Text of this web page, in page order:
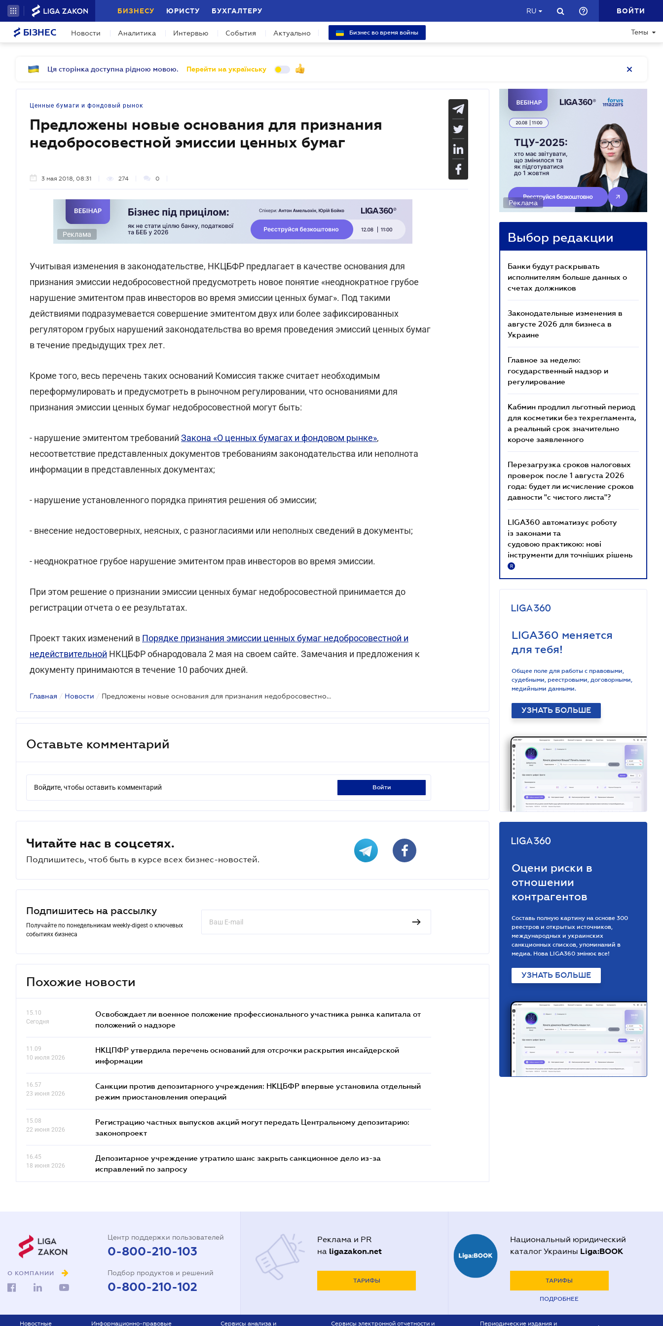
БИЗНЕСУ ЮРИСТУ БУХГАЛТЕРУ RU ВОЙТИ
БІЗНЕС Новости Аналитика Интервью События Актуально Бизнес во время войны Темы
Ця сторінка доступна рідною мовою. Перейти на українську
Ценные бумаги и фондовый рынок
Предложены новые основания для признания
недобросовестной эмиссии ценных бумаг
3 мая 2018, 08:31 274 0
Реклама
Учитывая изменения в законодательстве, НКЦБФР предлагает в качестве основания для
признания эмиссии недобросовестной предусмотреть новое понятие «неоднократное грубое
нарушение эмитентом прав инвесторов во время эмиссии ценных бумаг». Под такими
действиями подразумевается совершение эмитентом двух или более зафиксированных
регулятором грубых нарушений законодательства во время проведения эмиссий ценных бумаг
в течение предыдущих трех лет.
Кроме того, весь перечень таких оснований Комиссия также считает необходимым
переформулировать и предусмотреть в рыночном регулировании, что основаниями для
признания эмиссии ценных бумаг недобросовестной могут быть:
- нарушение эмитентом требований Закона «О ценных бумагах и фондовом рынке»,
несоответствие представленных документов требованиям законодательства или неполнота
информации в представленных документах;
- нарушение установленного порядка принятия решения об эмиссии;
- внесение недостоверных, неясных, с разногласиями или неполных сведений в документы;
- неоднократное грубое нарушение эмитентом прав инвесторов во время эмиссии.
При этом решение о признании эмиссии ценных бумаг недобросовестной принимается до
регистрации отчета о ее результатах.
Проект таких изменений в Порядке признания эмиссии ценных бумаг недобросовестной и
недействительной НКЦБФР обнародовала 2 мая на своем сайте. Замечания и предложения к
документу принимаются в течение 10 рабочих дней.
Главная / Новости / Предложены новые основания для признания недобросовестной эмиссии ценных бумаг
Оставьте комментарий
Войдите, чтобы оставить комментарий войти
Читайте нас в соцсетях.
Подпишитесь, чтоб быть в курсе всех бизнес-новостей.
Подпишитесь на рассылку
Получайте по понедельникам weekly-digest о ключевых
событиях бизнеса
Похожие новости
15.10
Сегодня
Освобождает ли военное положение профессионального участника рынка капитала от
положений о надзоре
11.09
10 июля 2026
НКЦПФР утвердила перечень оснований для отсрочки раскрытия инсайдерской
информации
16.57
23 июня 2026
Санкции против депозитарного учреждения: НКЦБФР впервые установила отдельный
режим приостановления операций
15.08
22 июня 2026
Регистрацию частных выпусков акций могут передать Центральному депозитарию:
законопроект
16.45
18 июня 2026
Депозитарное учреждение утратило шанс закрыть санкционное дело из-за
исправлений по запросу
Реклама
Выбор редакции
Банки будут раскрывать
исполнителям больше данных о
счетах должников
Законодательные изменения в
августе 2026 для бизнеса в
Украине
Главное за неделю:
государственный надзор и
регулирование
Кабмин продлил льготный период
для косметики без техрегламента,
а реальный срок значительно
короче заявленного
Перезагрузка сроков налоговых
проверок после 1 августа 2026
года: будет ли исчисление сроков
давности "с чистого листа"?
LIGA360 автоматизує роботу
із законами та
судовою практикою: нові
інструменти для точніших рішень
R
LIGA360 меняется
для тебя!
Общее поле для работы с правовыми,
судебными, реестровыми, договорными,
медийными данными.
УЗНАТЬ БОЛЬШЕ
Оцени риски в
отношении
контрагентов
Составь полную картину на основе 300
реестров и открытых источников,
международных и украинских
санкционных списков, упоминаний в
медиа. Нова LIGA360 змінює все!
УЗНАТЬ БОЛЬШЕ
О КОМПАНИИ
Центр поддержки пользователей
0-800-210-103
Подбор продуктов и решений
0-800-210-102
Реклама и PR
на ligazakon.net
ТАРИФЫ
Национальный юридический
каталог Украины Liga:BOOK
ТАРИФЫ
ПОДРОБНЕЕ
Новостные Информационно-правовые Сервисы анализа и Сервисы электронной отчетности и Периодические издания и